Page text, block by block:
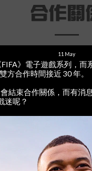
合作關
11 May
》電子遊戲系列，而
方合作時間接近 30 年。
結束合作關係，而有消
迷呢？